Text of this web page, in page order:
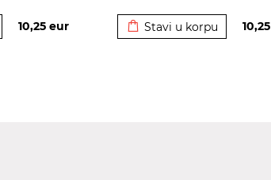
10,25 eur Stavi u korpu 10,25